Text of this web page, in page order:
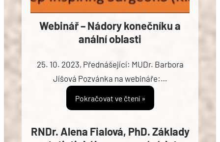
Webinář – Nádory konečníku a
anální oblasti
25. 10. 2023, Přednášející: MUDr. Barbora
Jíšová Pozvánka na webináře:…
Pokračovat ve čtení »
RNDr. Alena Fialová, PhD. Základy